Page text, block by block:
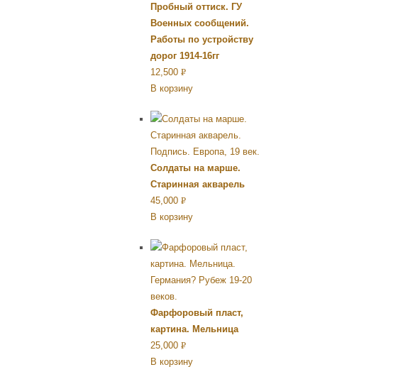
Пробный оттиск. ГУ
Военных сообщений.
Работы по устройству
дорог 1914-16гг
12,500 Р
УБ.
В корзину
Солдаты на марше.
Старинная акварель
45,000 Р
УБ.
В корзину
Фарфоровый пласт,
картина. Мельница
25,000 Р
УБ.
В корзину